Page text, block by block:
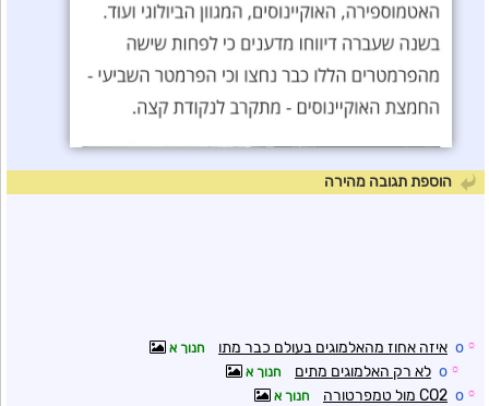
הוספת תגובה מהירה
☼
o איזה אחוז מהאלמוגים בעולם כבר מתו חנוך א
☼
o לא רק האלמוגים מתים חנוך א
☼
o CO2 מול טמפרטורה חנוך א